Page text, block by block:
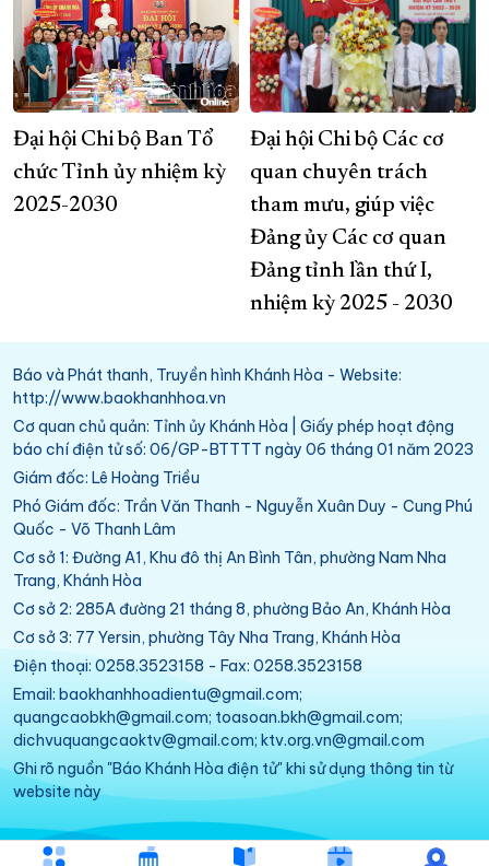
Đại hội Chi bộ Ban Tổ
chức Tỉnh ủy nhiệm kỳ
2025-2030
Đại hội Chi bộ Các cơ
quan chuyên trách
tham mưu, giúp việc
Đảng ủy Các cơ quan
Đảng tỉnh lần thứ I,
nhiệm kỳ 2025 - 2030
Báo và Phát thanh, Truyền hình Khánh Hòa - Website:
http://www.baokhanhhoa.vn
Cơ quan chủ quản: Tỉnh ủy Khánh Hòa | Giấy phép hoạt động
báo chí điện tử số: 06/GP-BTTTT ngày 06 tháng 01 năm 2023
Giám đốc: Lê Hoàng Triều
Phó Giám đốc: Trần Văn Thanh - Nguyễn Xuân Duy - Cung Phú
Quốc - Võ Thanh Lâm
Cơ sở 1: Đường A1, Khu đô thị An Bình Tân, phường Nam Nha
Trang, Khánh Hòa
Cơ sở 2: 285A đường 21 tháng 8, phường Bảo An, Khánh Hòa
Cơ sở 3: 77 Yersin, phường Tây Nha Trang, Khánh Hòa
Điện thoại: 0258.3523158 - Fax: 0258.3523158
Email: baokhanhhoadientu@gmail.com;
quangcaobkh@gmail.com; toasoan.bkh@gmail.com;
dichvuquangcaoktv@gmail.com; ktv.org.vn@gmail.com
Ghi rõ nguồn "Báo Khánh Hòa điện tử" khi sử dụng thông tin từ
website này